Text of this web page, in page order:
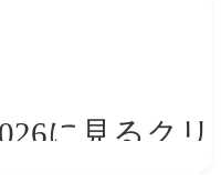
「ノイズと
に見るクリ